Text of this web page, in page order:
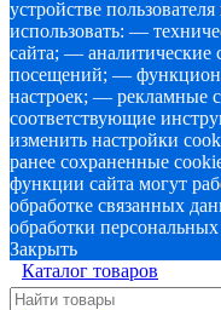
устройстве
использовать: —
сайта; — аналитические
посещений; —
настроек; — рекламные
соответствующие
изменить настройки
ранее сохраненные
функции сайта могут
обработке связанных
обработки
Закрыть
Каталог товаров